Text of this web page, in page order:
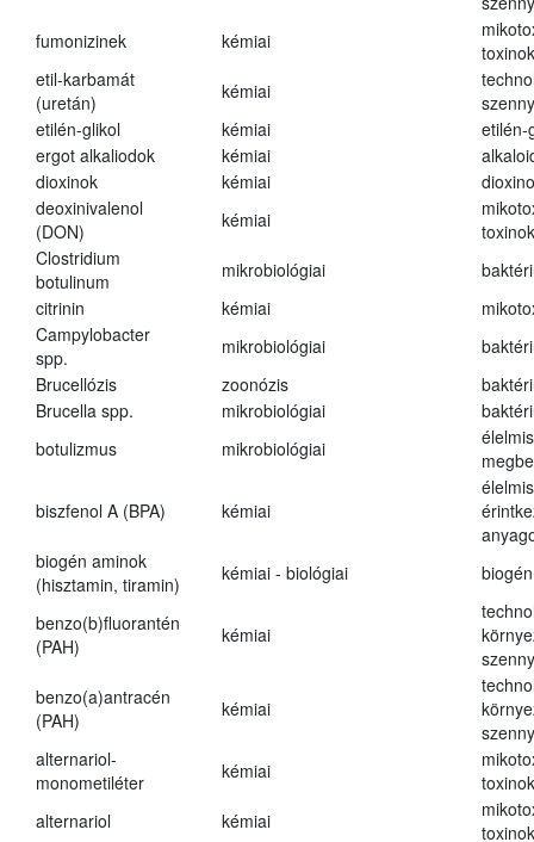
fumonizinek
kémiai
toxinok
etil-karbamát
(uretán)
kémiai
etilén-glikol
kémiai
etilén-
ergot alkaliodok
kémiai
dioxinok
kémiai
deoxinivalenol
(DON)
kémiai
toxinok
Clostridium
botulinum
mikrobiológiai
citrinin
kémiai
Campylobacter
spp.
mikrobiológiai
Brucellózis
zoonózis
Brucella spp.
mikrobiológiai
botulizmus
mikrobiológiai
biszfenol A (BPA) kémiai
biogén aminok
(hisztamin, tiramin)
kémiai - biológiai
benzo(b)fluorantén
(PAH)
kémiai
benzo(a)antracén
(PAH)
kémiai
alternariol-
monometiléter
kémiai
toxinok
alternariol
kémiai
toxinok